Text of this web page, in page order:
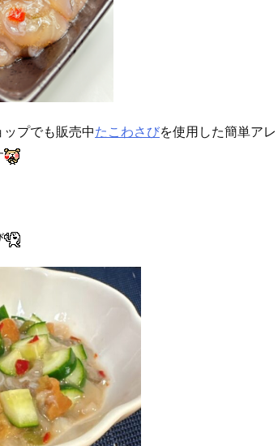
プでも販売中たこわさびを使用した簡単アレ